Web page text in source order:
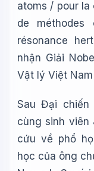
atoms / pour la
de méthodes
résonance
nhận Giải
Vật lý Việt
Sau Đại
cùng sinh viên
cứu về phổ
học của ông